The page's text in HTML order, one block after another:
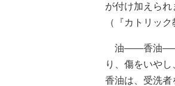
が付け加えら
（『カトリッ
油――香油――
り、傷をいや
香油は、受洗者